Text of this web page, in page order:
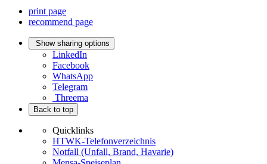
print page
recommend page
Show sharing options
LinkedIn
Facebook
WhatsApp
Telegram
Threema
Back to top
Quicklinks
HTWK-Telefonverzeichnis
Notfall (Unfall, Brand, Havarie)